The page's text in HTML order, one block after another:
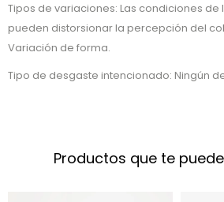
Tipos de variaciones: Las condiciones de
pueden distorsionar la percepción del
Variación de forma.
Tipo de desgaste intencionado: Ningún
Productos que te